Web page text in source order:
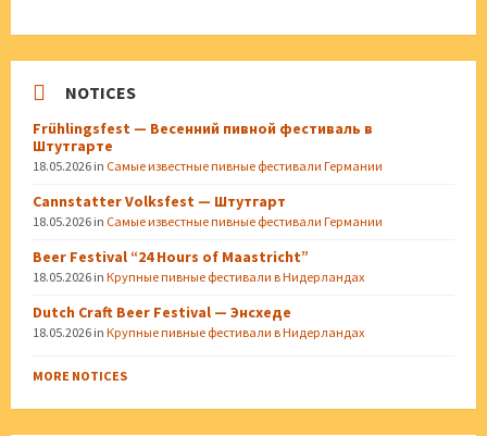
NOTICES
Frühlingsfest — Весенний пивной фестиваль в
Штутгарте
18.05.2026 in Самые известные пивные фестивали Германии
Cannstatter Volksfest — Штутгарт
18.05.2026 in Самые известные пивные фестивали Германии
Beer Festival “24 Hours of Maastricht”
18.05.2026 in Крупные пивные фестивали в Нидерландах
Dutch Craft Beer Festival — Энсхеде
18.05.2026 in Крупные пивные фестивали в Нидерландах
MORE NOTICES